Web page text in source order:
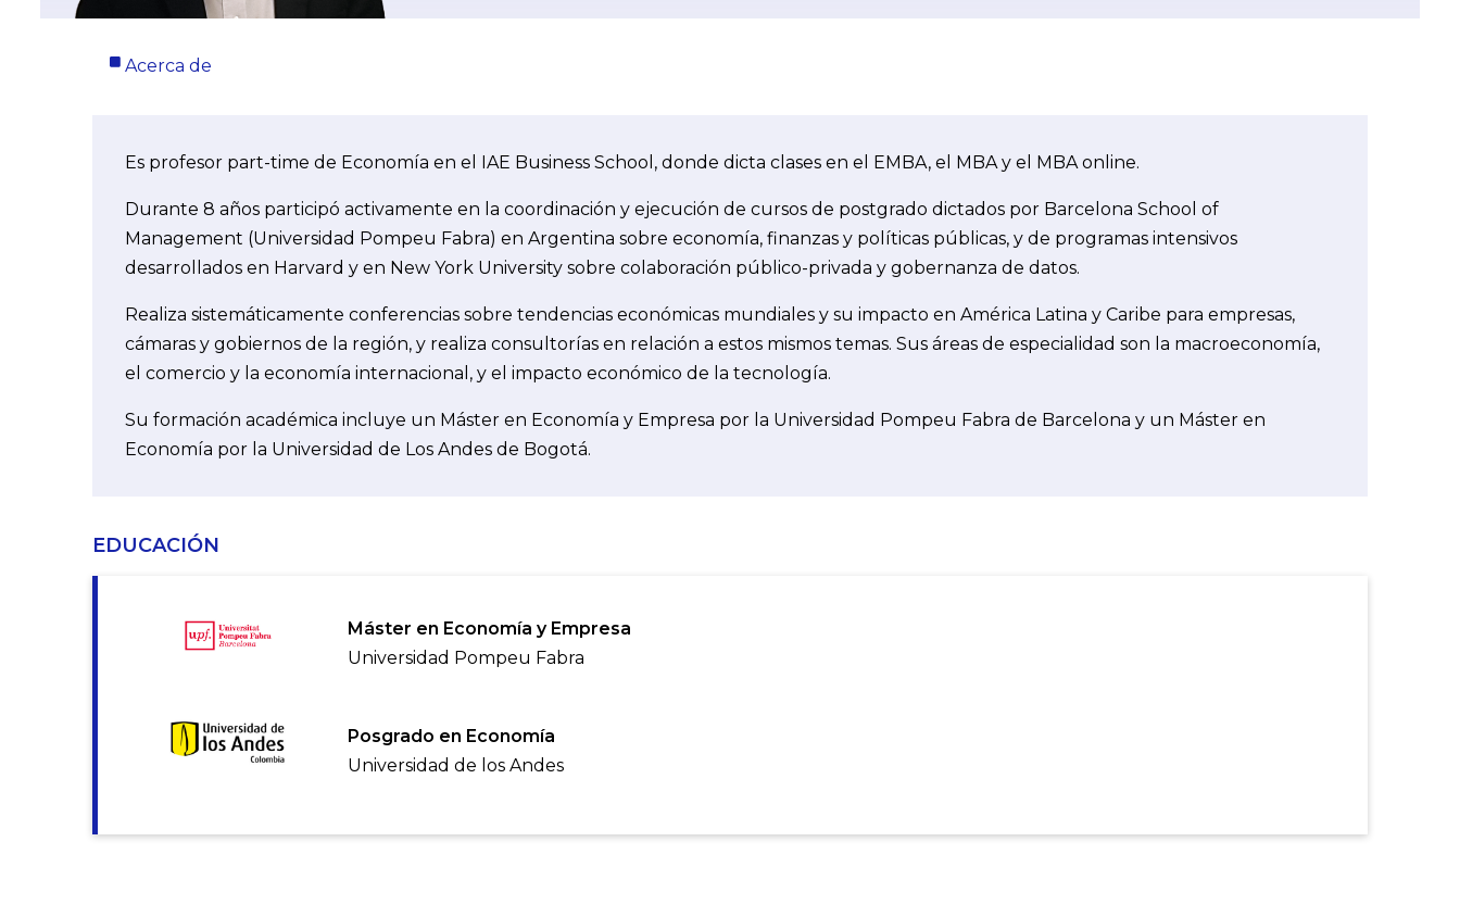
Acerca de
Es profesor part-time de Economía en el IAE Business School, donde dicta clases en el EMBA, el MBA y el MBA online.
Durante 8 años participó activamente en la coordinación y ejecución de cursos de postgrado dictados por Barcelona School of
Management (Universidad Pompeu Fabra) en Argentina sobre economía, finanzas y políticas públicas, y de programas intensivos
desarrollados en Harvard y en New York University sobre colaboración público-privada y gobernanza de datos.
Realiza sistemáticamente conferencias sobre tendencias económicas mundiales y su impacto en América Latina y Caribe para empresas,
cámaras y gobiernos de la región, y realiza consultorías en relación a estos mismos temas. Sus áreas de especialidad son la macroeconomía,
el comercio y la economía internacional, y el impacto económico de la tecnología.
Su formación académica incluye un Máster en Economía y Empresa por la Universidad Pompeu Fabra de Barcelona y un Máster en
Economía por la Universidad de Los Andes de Bogotá.
EDUCACIÓN
Máster en Economía y Empresa
Universidad Pompeu Fabra
Posgrado en Economía
Universidad de los Andes